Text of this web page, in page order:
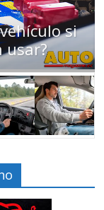
Movilidad
de